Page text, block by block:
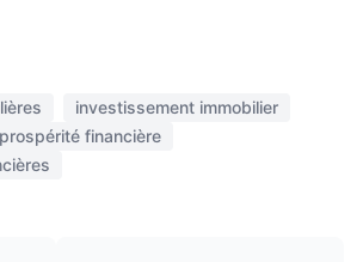
investissement immobilier
prospérité financière